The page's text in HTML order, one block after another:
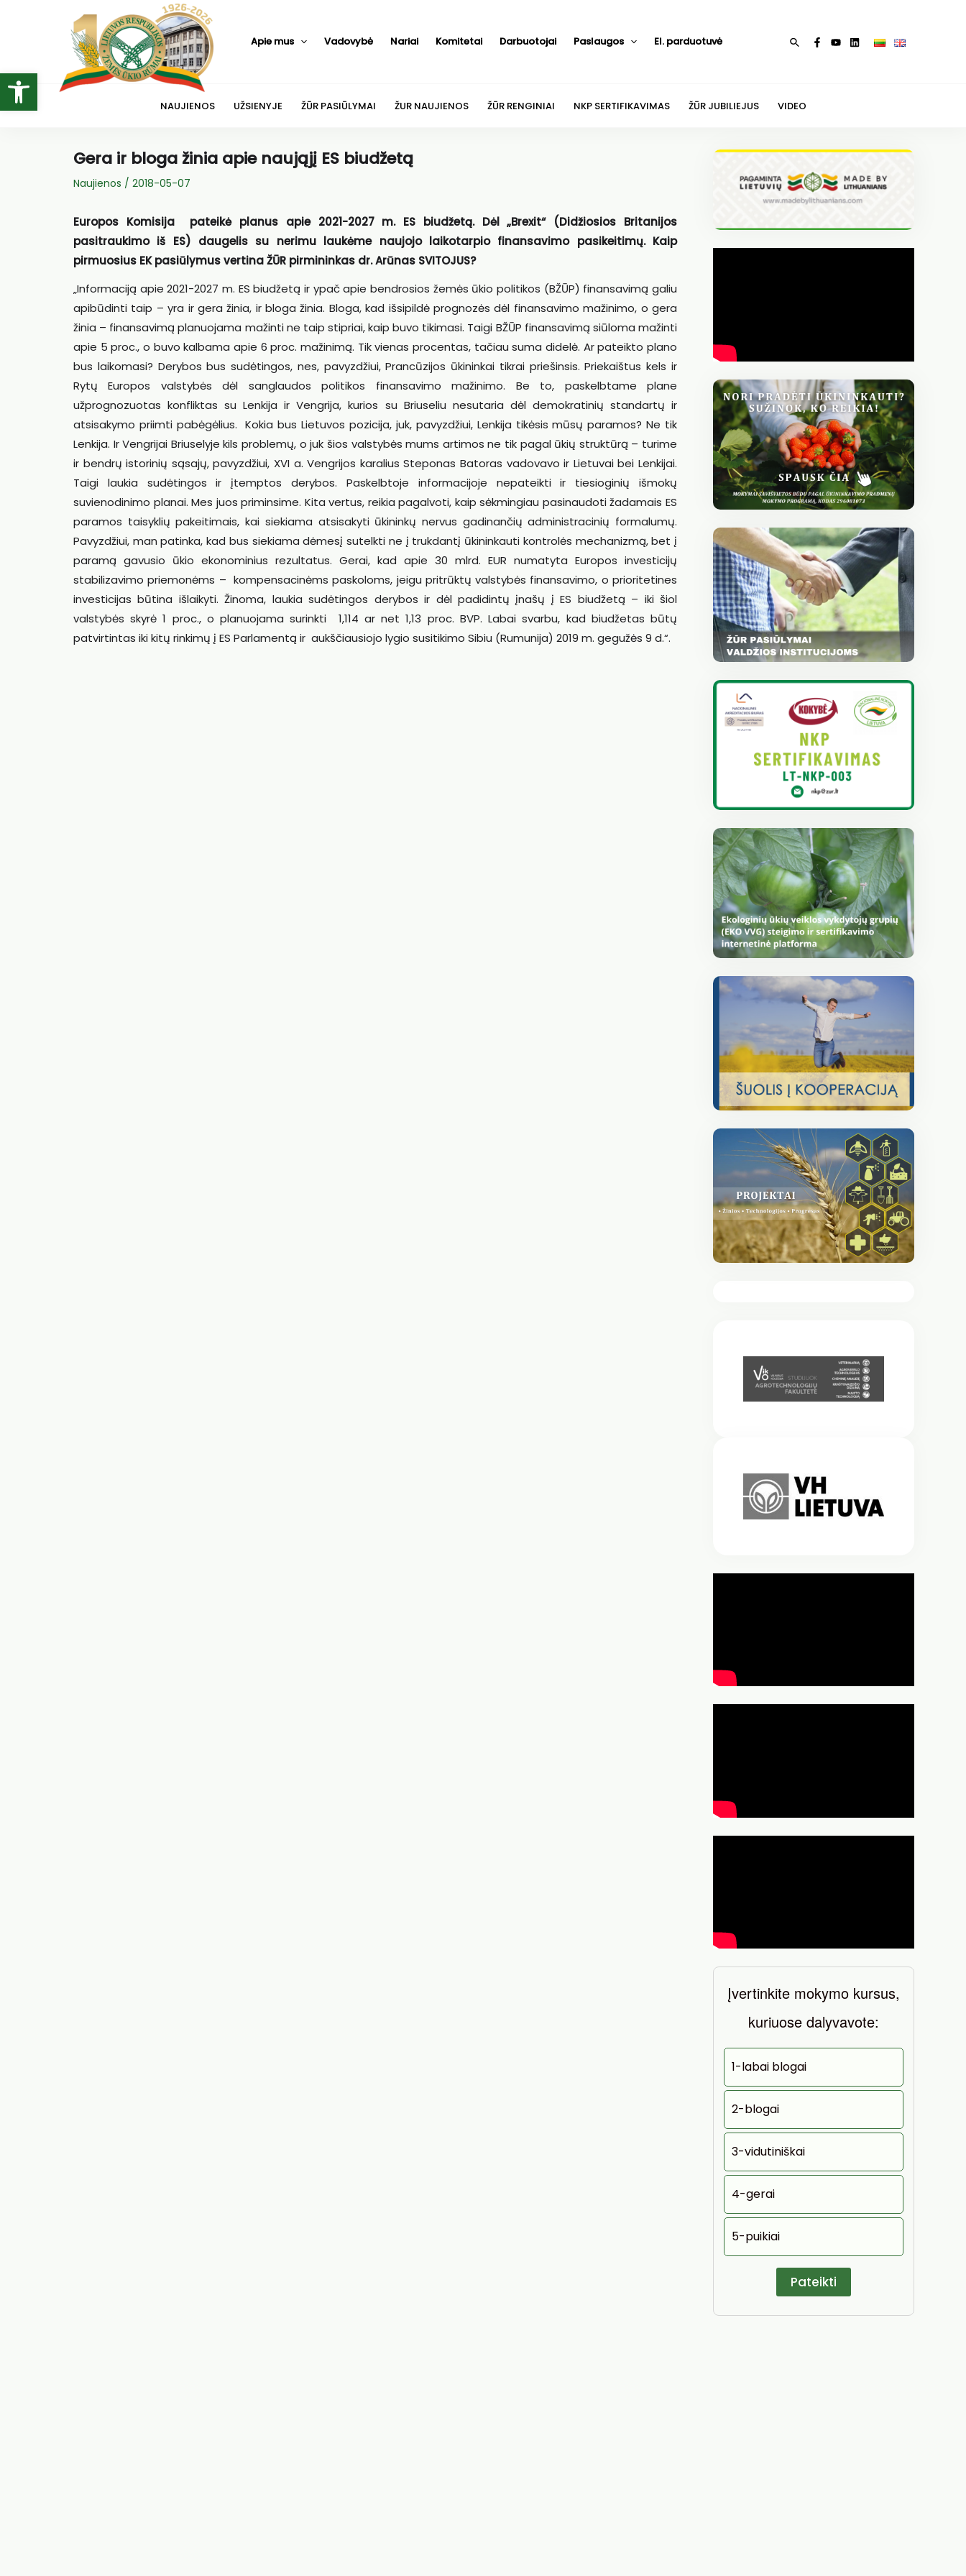
Open toolbar
Apie mus Vadovybė Nariai Komitetai Darbuotojai Paslaugos El. parduotuvė Paieška
NAUJIENOS UŽSIENYJE ŽŪR PASIŪLYMAI ŽUR NAUJIENOS ŽŪR RENGINIAI NKP SERTIFIKAVIMAS ŽŪR JUBILIEJUS VIDEO
Gera ir bloga žinia apie naująjį ES biudžetą
Naujienos / 2018-05-07
Europos Komisija pateikė planus apie 2021-2027 m. ES biudžetą. Dėl „Brexit“ (Didžiosios Britanijos
pasitraukimo iš ES) daugelis su nerimu laukėme naujojo laikotarpio finansavimo pasikeitimų. Kaip
pirmuosius EK pasiūlymus vertina ŽŪR pirmininkas dr. Arūnas SVITOJUS?
„Informaciją apie 2021-2027 m. ES biudžetą ir ypač apie bendrosios žemės ūkio politikos (BŽŪP) finansavimą galiu
apibūdinti taip – yra ir gera žinia, ir bloga žinia. Bloga, kad išsipildė prognozės dėl finansavimo mažinimo, o gera
žinia – finansavimą planuojama mažinti ne taip stipriai, kaip buvo tikimasi. Taigi BŽŪP finansavimą siūloma mažinti
apie 5 proc., o buvo kalbama apie 6 proc. mažinimą. Tik vienas procentas, tačiau suma didelė. Ar pateikto plano
bus laikomasi? Derybos bus sudėtingos, nes, pavyzdžiui, Prancūzijos ūkininkai tikrai priešinsis. Priekaištus kels ir
Rytų Europos valstybės dėl sanglaudos politikos finansavimo mažinimo. Be to, paskelbtame plane
užprognozuotas konfliktas su Lenkija ir Vengrija, kurios su Briuseliu nesutaria dėl demokratinių standartų ir
atsisakymo priimti pabėgėlius. Kokia bus Lietuvos pozicija, juk, pavyzdžiui, Lenkija tikėsis mūsų paramos? Ne tik
Lenkija. Ir Vengrijai Briuselyje kils problemų, o juk šios valstybės mums artimos ne tik pagal ūkių struktūrą – turime
ir bendrų istorinių sąsajų, pavyzdžiui, XVI a. Vengrijos karalius Steponas Batoras vadovavo ir Lietuvai bei Lenkijai.
Taigi laukia sudėtingos ir įtemptos derybos. Paskelbtoje informacijoje nepateikti ir tiesioginių išmokų
suvienodinimo planai. Mes juos priminsime. Kita vertus, reikia pagalvoti, kaip sėkmingiau pasinaudoti žadamais ES
paramos taisyklių pakeitimais, kai siekiama atsisakyti ūkininkų nervus gadinančių administracinių formalumų.
Pavyzdžiui, man patinka, kad bus siekiama dėmesį sutelkti ne į trukdantį ūkininkauti kontrolės mechanizmą, bet į
paramą gavusio ūkio ekonominius rezultatus. Gerai, kad apie 30 mlrd. EUR numatyta Europos investicijų
stabilizavimo priemonėms – kompensacinėms paskoloms, jeigu pritrūktų valstybės finansavimo, o prioritetines
investicijas būtina išlaikyti. Žinoma, laukia sudėtingos derybos ir dėl padidintų įnašų į ES biudžetą – iki šiol
valstybės skyrė 1 proc., o planuojama surinkti 1,114 ar net 1,13 proc. BVP. Labai svarbu, kad biudžetas būtų
patvirtintas iki kitų rinkimų į ES Parlamentą ir aukščiausiojo lygio susitikimo Sibiu (Rumunija) 2019 m. gegužės 9 d.“.
Įvertinkite mokymo kursus,
kuriuose dalyvavote:
1-labai blogai
2-blogai
3-vidutiniškai
4-gerai
5-puikiai